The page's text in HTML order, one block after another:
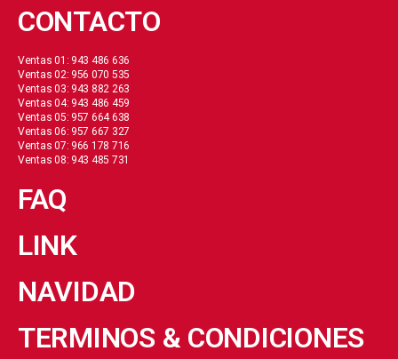
CONTACTO
Ventas 01: 943 486 636
Ventas 02: 956 070 535
Ventas 03: 943 882 263
Ventas 04: 943 486 459
Ventas 05: 957 664 638
Ventas 06: 957 667 327
Ventas 07: 966 178 716
Ventas 08: 943 485 731
FAQ
LINK
NAVIDAD
TERMINOS & CONDICIONES